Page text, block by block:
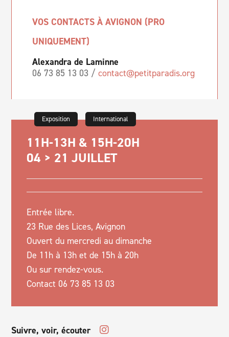
VOS CONTACTS À AVIGNON (PRO
UNIQUEMENT)
Alexandra de Laminne
06 73 85 13 03 /contact@petitparadis.org
Exposition International
11H-13H & 15H-20H
04 > 21 JUILLET
Entrée libre.
23 Rue des Lices, Avignon
Ouvert du mercredi au dimanche
De 11h à 13h et de 15h à 20h
Ou sur rendez-vous.
Contact 06 73 85 13 03
Suivre, voir, écouter